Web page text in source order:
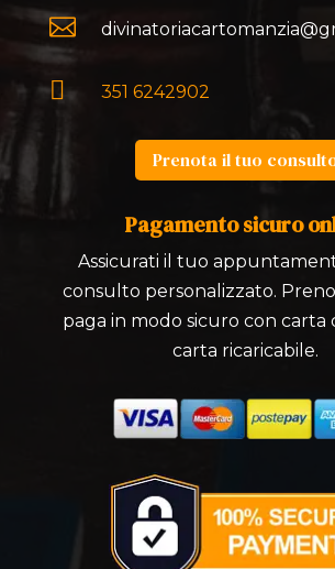

 351 6242902
Prenota il tuo
Pagamento sicuro
Assicurati il tuo
consulto personalizzato.
paga in modo sicuro con carta
carta ricaricabile.